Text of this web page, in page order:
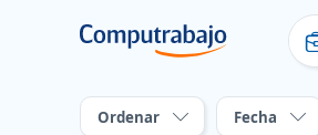
Ordenar Fecha